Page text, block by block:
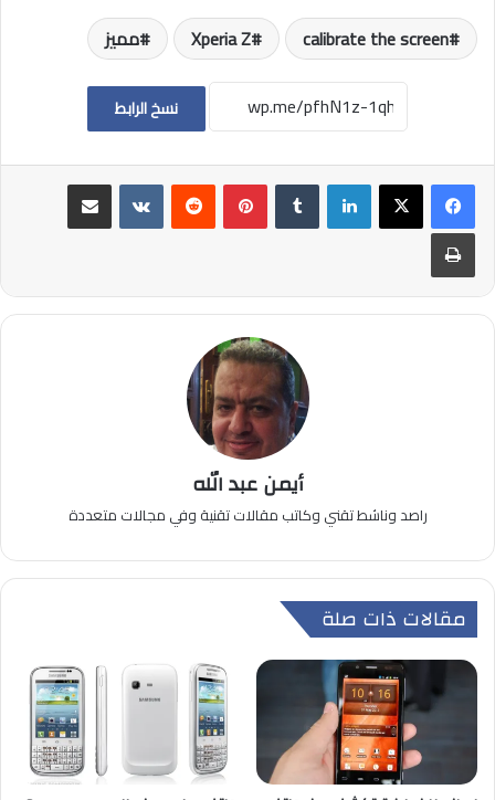
calibrate the screen
Xperia Z مميز
نسخ الرابط
لينكدإن بينتيريست
مشاركة عبر البريد
طباعة
أيمن عبد الله
راصد وناشط تقني وكاتب مقالات تقنية وفي مجالات متعددة
مقالات ذات صلة